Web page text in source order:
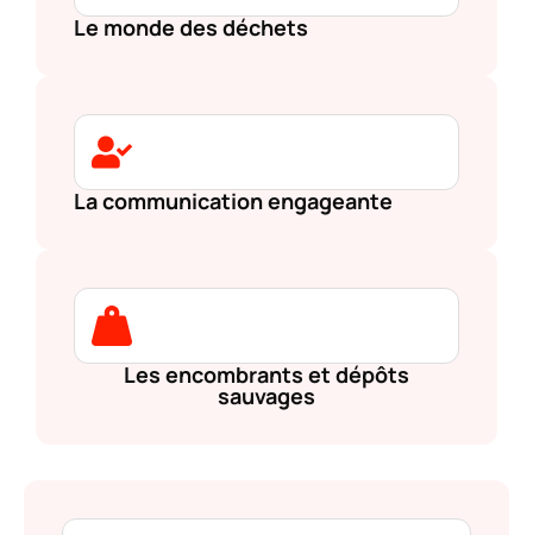
Le monde des déchets
La communication engageante
Les encombrants et dépôts
sauvages